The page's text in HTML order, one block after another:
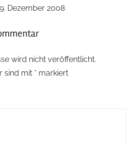
Dezember 2008
wird nicht veröffentlicht.
sind mit * markiert